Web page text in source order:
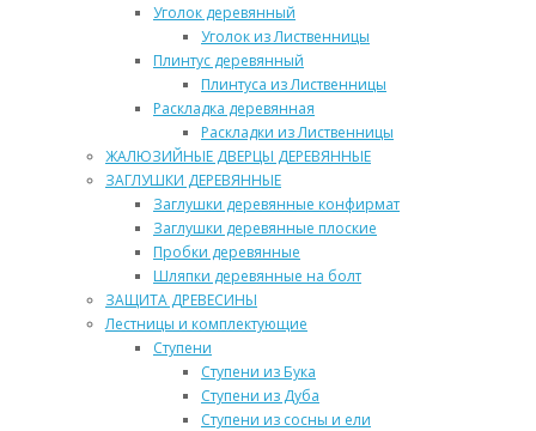
Уголок деревянный
Уголок из Лиственницы
Плинтус деревянный
Плинтуса из Лиственницы
Раскладка деревянная
Раскладки из Лиственницы
ЖАЛЮЗИЙНЫЕ ДВЕРЦЫ ДЕРЕВЯННЫЕ
ЗАГЛУШКИ ДЕРЕВЯННЫЕ
Заглушки деревянные конфирмат
Заглушки деревянные плоские
Пробки деревянные
Шляпки деревянные на болт
ЗАЩИТА ДРЕВЕСИНЫ
Лестницы и комплектующие
Ступени
Ступени из Бука
Ступени из Дуба
Ступени из сосны и ели